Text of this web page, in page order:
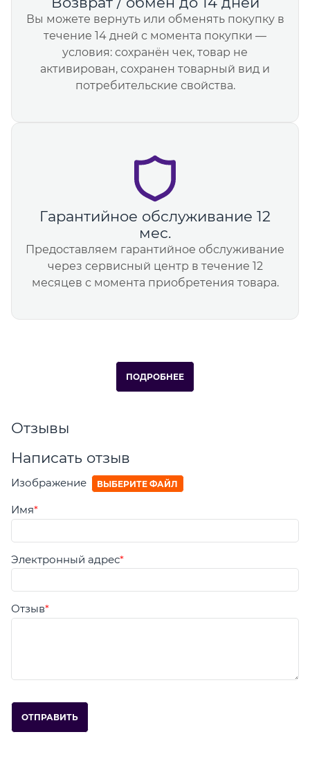
Вы можете вернуть или обменять покупку в
течение 14 дней с момента покупки —
условия: сохранён чек, товар не
активирован, сохранен товарный вид и
потребительские свойства.
Гарантийное обслуживание 12
мес.
Предоставляем гарантийное обслуживание
через сервисный центр в течение 12
месяцев с момента приобретения товара.
ПОДРОБНЕЕ
Отзывы
Написать отзыв
Изображение ВЫБЕРИТЕ ФАЙЛ
Имя
Электронный адрес
Отзыв